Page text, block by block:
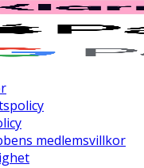
medlemsvillkor